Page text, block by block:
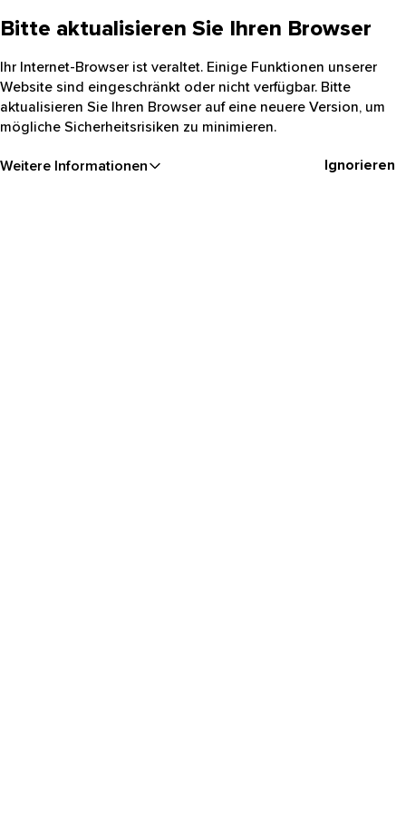
Bitte aktualisieren Sie Ihren Browser
Ihr Internet-Browser ist veraltet. Einige Funktionen unserer
Website sind eingeschränkt oder nicht verfügbar. Bitte
aktualisieren Sie Ihren Browser auf eine neuere Version, um
mögliche Sicherheitsrisiken zu minimieren.
Weitere Informationen Ignorieren